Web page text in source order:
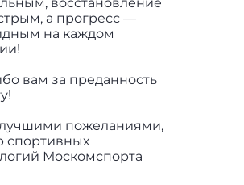
а прогресс —
на каждом
вам за преданность
пожеланиями,
спортивных
Москомспорта